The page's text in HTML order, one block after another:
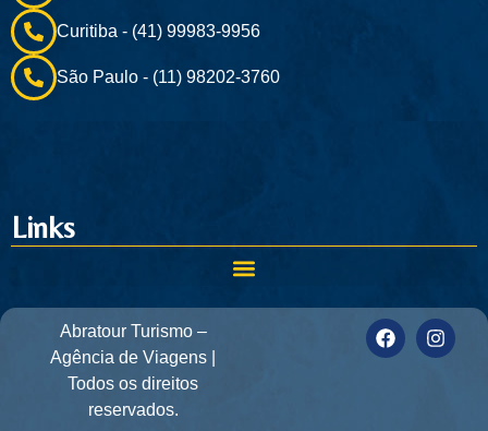
Curitiba - (41) 99983-9956
São Paulo - (11) 98202-3760
Links
Abratour Turismo –
Agência de Viagens |
Todos os direitos
reservados.